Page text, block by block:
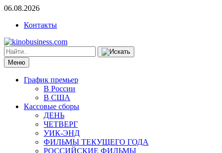
06.08.2026
Контакты
Меню
График премьер
В России
В США
Кассовые сборы
ДЕНЬ
ЧЕТВЕРГ
УИК-ЭНД
ФИЛЬМЫ ТЕКУЩЕГО ГОДА
РОССИЙСКИЕ ФИЛЬМЫ